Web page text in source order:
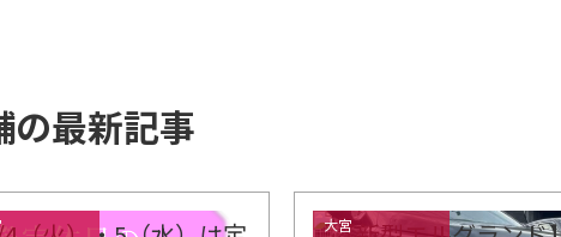
の最新記事
大宮